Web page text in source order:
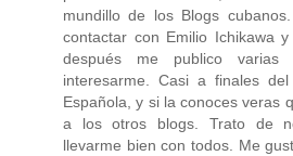
mundillo de los Blogs
contactar con Emilio Ichikawa
después me publico
interesarme. Casi a finales
Española, y si la conoces veras
a los otros blogs. Trato de
llevarme bien con todos. Me